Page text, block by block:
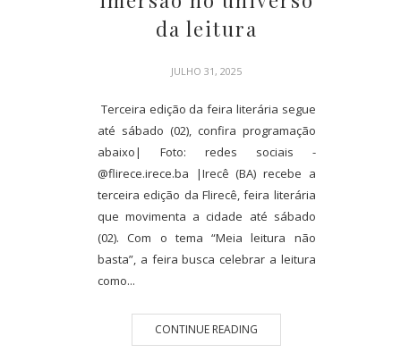
da leitura
JULHO 31, 2025
Terceira edição da feira literária segue
até sábado (02), confira programação
abaixo| Foto: redes sociais -
@flirece.irece.ba |Irecê (BA) recebe a
terceira edição da Flirecê, feira literária
que movimenta a cidade até sábado
(02). Com o tema “Meia leitura não
basta”, a feira busca celebrar a leitura
como...
CONTINUE READING